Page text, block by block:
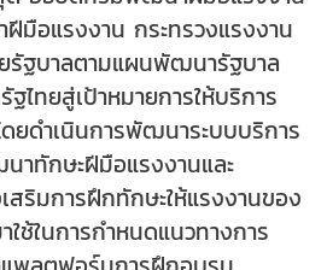
มือแรงงาน กระทรวงแรงงาน
รัฐบาลตามแผนพัฒนารัฐบาล
ไทยสู่เป้าหมายการให้บริการ
ยดำเนินการพัฒนาระบบบริการ
าทักษะฝีมือแรงงานและ
ริมการฝึกทักษะให้แรงงานของ
ใช้ในการกำหนดแนวทางการ